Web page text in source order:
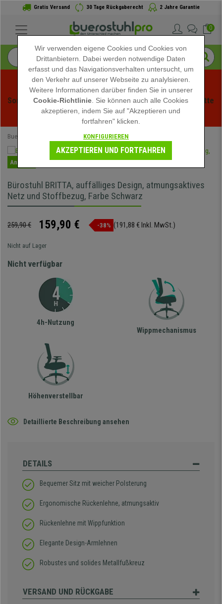
Gratis Versand 30 Tage Rückgaberecht 2 Jahre Garantie
0
Sommerschlussverauf bei buerstuhlpro! Exklusive Rabatte
für kurze Zeit - Aktion ansehen -
Buerostuhlpro Schreibtischstühle
Angebot
Bürostuhl BRITTA, auffälliges Design, atmungsaktives
Netz und Stoffbezug, Farbe Schwarz
259,90 € 159,90 € -38% (191,88 € Inkl. MwSt.)
Nicht auf Lager
Nicht verfügbar
4h-Nutzung
Wippmechanismus
Höhenverstellbar
Detaillierte Beschreibung ansehen
DETAILS
Bequemer Sitz mit weicher Polsterung
Ergonomische Rückenlehne, atmungsaktiv
Rückenlehne mit Wippfunktion
Elegante Design-Armlehnen
Robustes und solides Metallfußkreuz
VERSAND UND RÜCKGABE
Wir verwenden eigene Cookies und Cookies von
Drittanbietern. Dabei werden notwendige Daten
erfasst und das Navigationsverhalten untersucht, um
den Verkehr auf unserer Webseite zu analylsieren.
Weitere Informationen darüber finden Sie in unserer
Cookie-Richtlinie . Sie können auch alle Cookies
akzeptieren, indem Sie auf "Akzeptieren und
fortfahren" klicken.
KONFIGURIEREN
AKZEPTIEREN UND FORTFAHREN